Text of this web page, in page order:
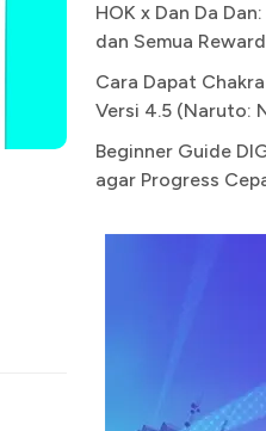
HOK x Dan Da
dan Semua
Cara Dapat Chakra
Versi 4.5 (Naruto:
Beginner Guide
agar Progress